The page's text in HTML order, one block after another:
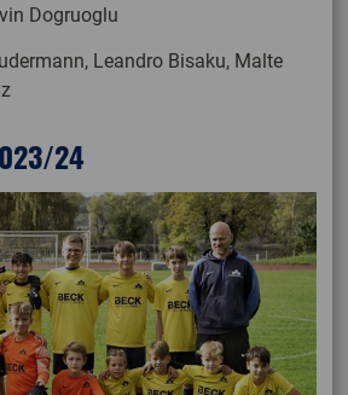
Dogruoglu
Leandro Bisaku, Malte
24